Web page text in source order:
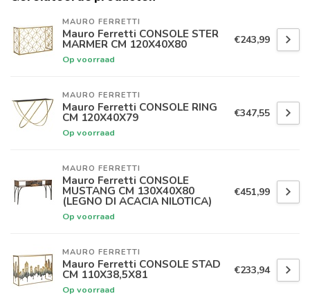
MAURO FERRETTI
Mauro Ferretti CONSOLE STER
MARMER CM 120X40X80
Op voorraad
€243,99
MAURO FERRETTI
Mauro Ferretti CONSOLE RING
CM 120X40X79
Op voorraad
€347,55
MAURO FERRETTI
Mauro Ferretti CONSOLE
MUSTANG CM 130X40X80
(LEGNO DI ACACIA NILOTICA)
Op voorraad
€451,99
MAURO FERRETTI
Mauro Ferretti CONSOLE STAD
CM 110X38,5X81
Op voorraad
€233,94